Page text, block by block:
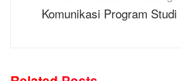
Komunikasi Program